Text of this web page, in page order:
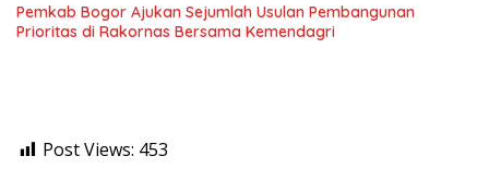
Pemkab Bogor Ajukan Sejumlah Usulan Pembangunan
Prioritas di Rakornas Bersama Kemendagri
Post Views: 453